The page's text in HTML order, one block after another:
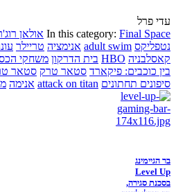
עדי פרל
In this category: Final Space אולאן
נטפליקס adult swim אנימציה טריילר
קאסלבניה HBO בית הדרקון משחקי
בין כוכבים: פיקארד סטאר טרק סטאר
סיפונים תחתונים attack on titan אנימה
בר הגיימינג
Level Up
בסכנת סגירה,